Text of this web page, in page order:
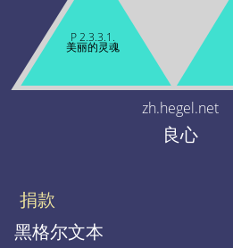
P 2.3.3.1.
美丽的灵魂
zh.hegel.net
良心
捐款
黑格尔文本